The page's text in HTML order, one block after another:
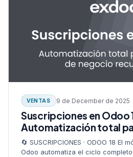
VENTAS 9 de December de 2025
Suscripciones en Odoo
Automatización total
negocio recurrentes
🔄 SUSCRIPCIONES · ODOO 18 El
Odoo automatiza el ciclo